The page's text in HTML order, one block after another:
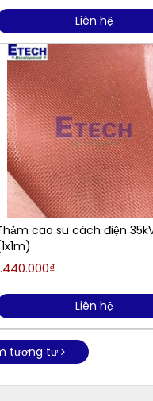
Liên hệ
cao su cách điện
Liên hệ
tương tự